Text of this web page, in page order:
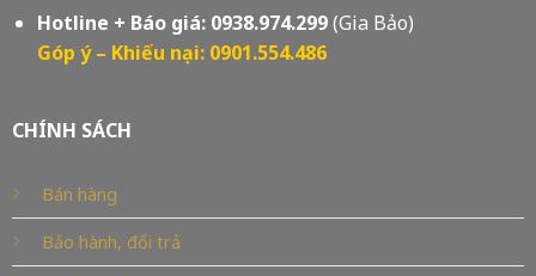
Hotline + Báo giá: 0938.974.299(Gia Bảo)
Góp ý – Khiếu nại: 0901.554.486
CHÍNH SÁCH
Bán hàng
Bảo hành, đổi trả